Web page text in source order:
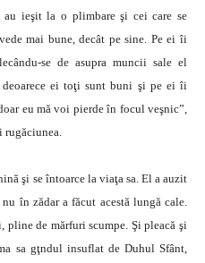
ieşit la o plimbare şi cei care se
mai bune, decât pe sine. Pe ei îi
se de asupra muncii sale el
ei toţi sunt buni şi pe ei îi
eu mă voi pierde în focul veşnic”,
rugăciunea.
şi se întoarce la viaţa sa. El a auzit
în zădar a făcut acestă lungă cale.
de mărfuri scumpe. Şi pleacă şi
sa gţndul insuflat de Duhul Sfânt,